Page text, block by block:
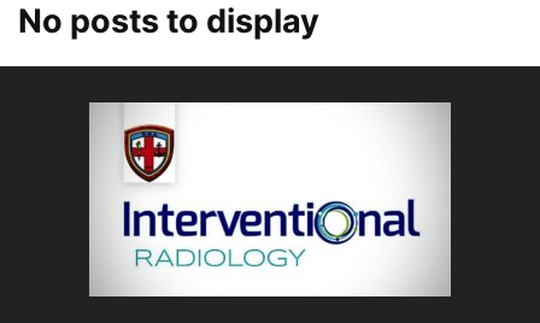
No posts to display